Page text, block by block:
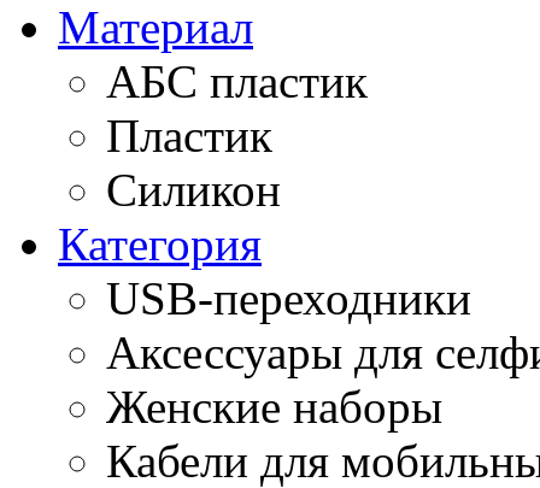
Материал
АБС пластик
Пластик
Силикон
Категория
USB-переходники
Аксессуары для
Женские наборы
Кабели для